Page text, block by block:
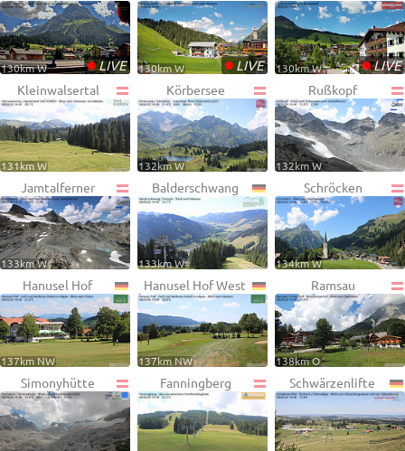
•LIVE
130km W •LIVE
130km W •LIVE
130km W
Kleinwalsertal
131km W
Körbersee
132km W
Rußkopf
132km W
Jamtalferner
133km W
Balderschwang
133km W
Schröcken
134km W
Hanusel Hof
137km NW
Hanusel Hof West
137km NW
Ramsau
138km O
Simonyhütte Fanningberg Schwärzenlifte